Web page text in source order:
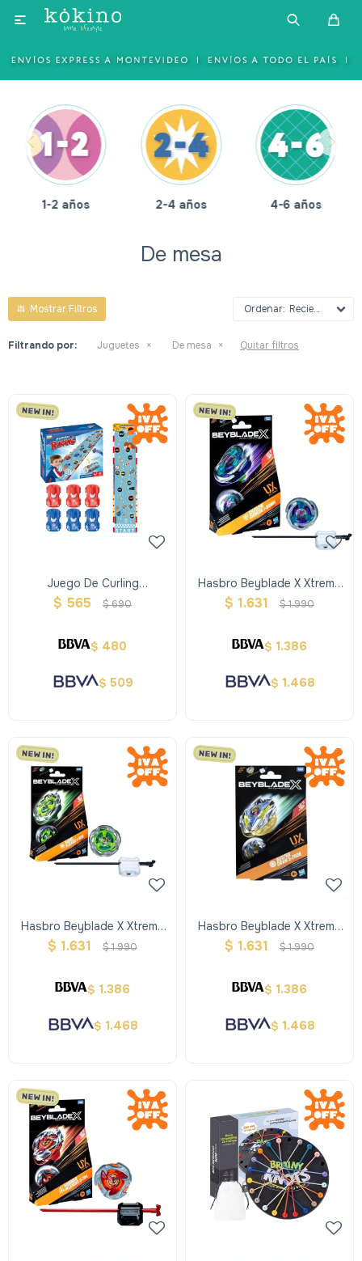

1-2 años 2-4 años 4-6 años
De mesa
Recientes
Filtrando por: Juguetes De mesa Quitar filtros
Juego De Curling
Automovilismo
$ 565 $690
$ 480
$ 509
Hasbro Beyblade X Xtreme
Trompo + Lanzador -
$ 1.631 $1.990
$ 1.386
$ 1.468
Hasbro Beyblade X Xtreme
Trompo + Lanzador - Verde
$ 1.631 $1.990
$ 1.386
$ 1.468
Hasbro Beyblade X Xtreme
Trompo + Lanzador -
$ 1.631 $1.990
$ 1.386
$ 1.468